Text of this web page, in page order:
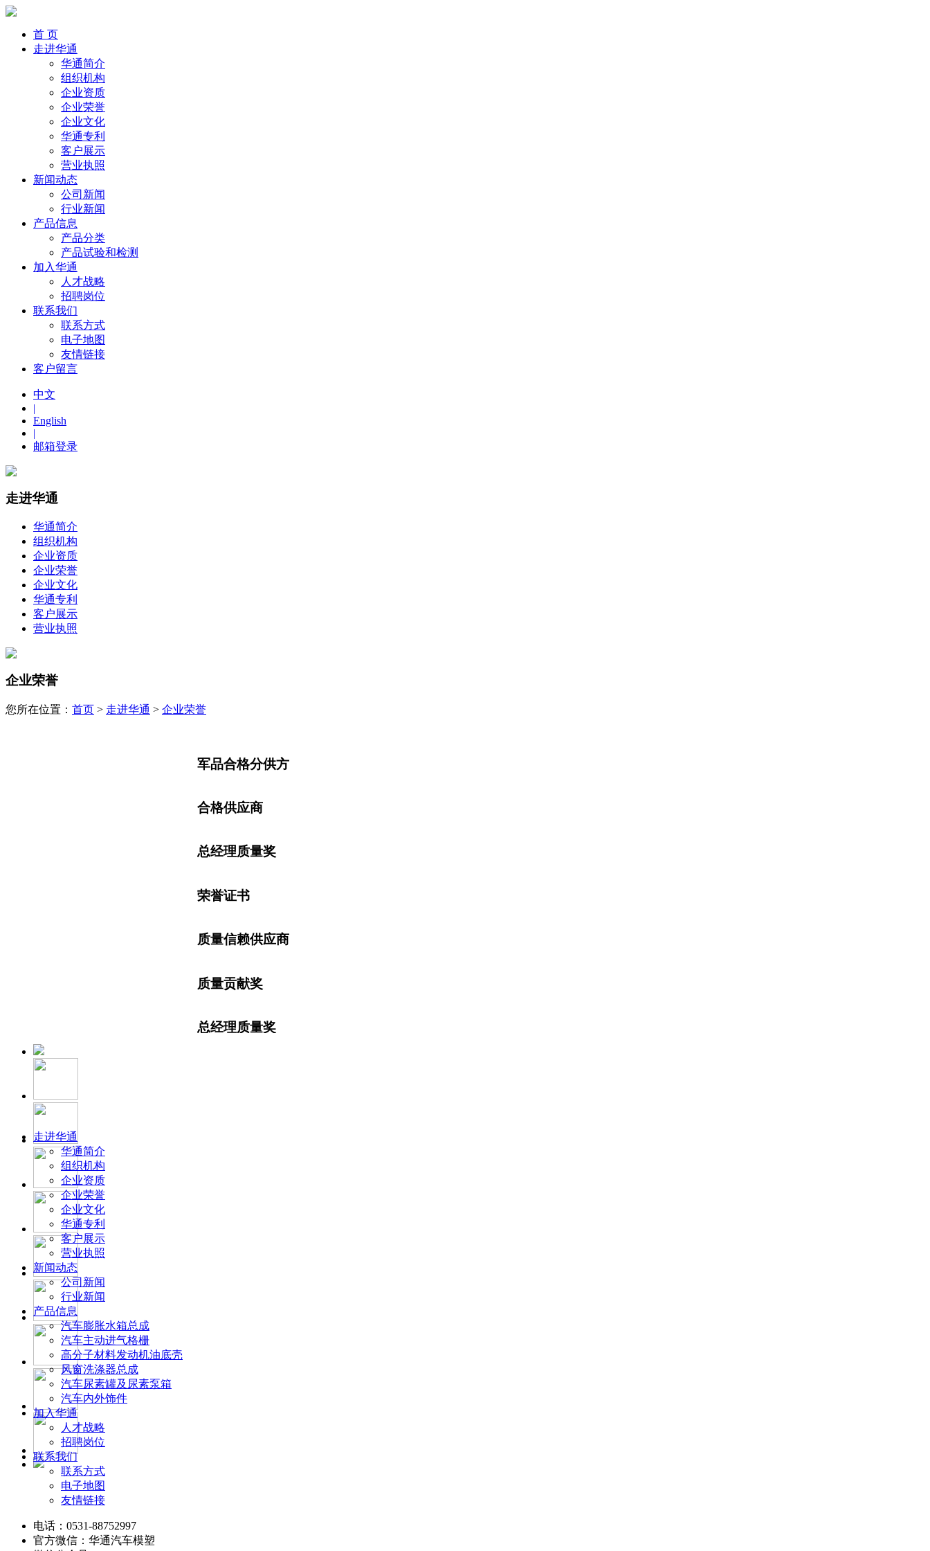
首 页
走进华通
华通简介
组织机构
企业资质
企业荣誉
企业文化
华通专利
客户展示
营业执照
新闻动态
公司新闻
行业新闻
产品信息
产品分类
产品试验和检测
加入华通
人才战略
招聘岗位
联系我们
联系方式
电子地图
友情链接
客户留言
中文
|
English
|
邮箱登录
走进华通
华通简介
组织机构
企业资质
企业荣誉
企业文化
华通专利
客户展示
营业执照
企业荣誉
您所在位置： 首页 > 走进华通 > 企业荣誉
军品合格分供方
合格供应商
总经理质量奖
荣誉证书
质量信赖供应商
质量贡献奖
总经理质量奖
走进华通
华通简介
组织机构
企业资质
企业荣誉
企业文化
华通专利
客户展示
营业执照
新闻动态
公司新闻
行业新闻
产品信息
汽车膨胀水箱总成
汽车主动进气格栅
高分子材料发动机油底壳
风窗洗涤器总成
汽车尿素罐及尿素泵箱
汽车内外饰件
加入华通
人才战略
招聘岗位
联系我们
联系方式
电子地图
友情链接
电话：0531-88752997
官方微信：华通汽车模塑